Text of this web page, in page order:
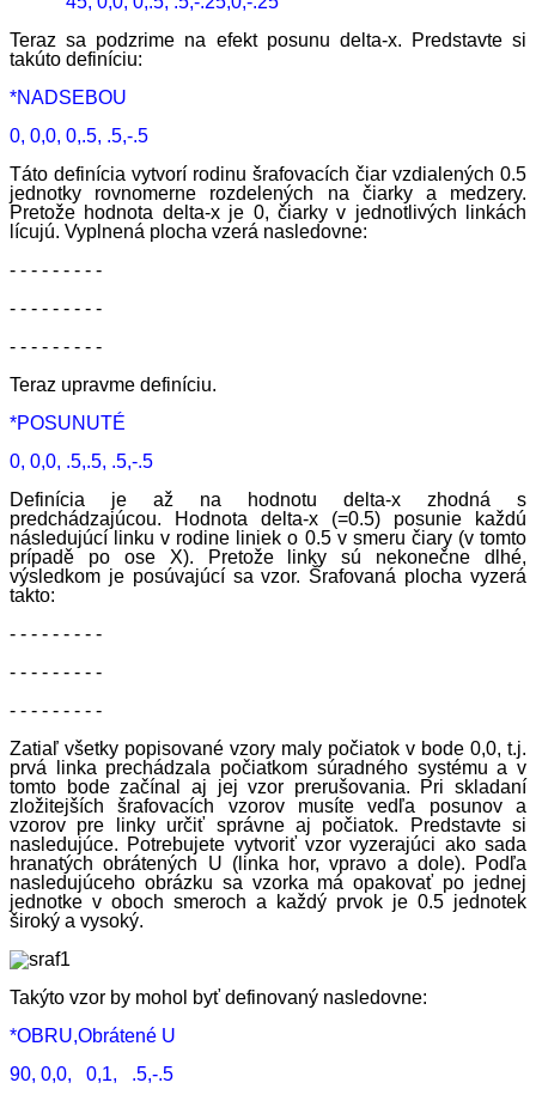
Teraz sa podzrime na efekt posunu delta-x. Predstavte si
takúto definíciu:
*NADSEBOU
0, 0,0, 0,.5, .5,-.5
Táto definícia vytvorí rodinu šrafovacích čiar vzdialených 0.5
jednotky rovnomerne rozdelených na čiarky a medzery.
Pretože hodnota delta-x je 0, čiarky v jednotlivých linkách
lícujú. Vyplnená plocha vzerá nasledovne:
- - - - - - - - -
- - - - - - - - -
- - - - - - - - -
Teraz upravme definíciu.
*POSUNUTÉ
0, 0,0, .5,.5, .5,-.5
Definícia je až na hodnotu delta-x zhodná s
predchádzajúcou. Hodnota delta-x (=0.5) posunie každú
následujúcí linku v rodine liniek o 0.5 v smeru čiary (v tomto
prípadě po ose X). Pretože linky sú nekonečne dlhé,
výsledkom je posúvajúcí sa vzor. Šrafovaná plocha vyzerá
takto:
- - - - - - - - -
- - - - - - - - -
- - - - - - - - -
Zatiaľ všetky popisované vzory maly počiatok v bode 0,0, t.j.
prvá linka prechádzala počiatkom súradného systému a v
tomto bode začínal aj jej vzor prerušovania. Pri skladaní
zložitejších šrafovacích vzorov musíte vedľa posunov a
vzorov pre linky určiť správne aj počiatok. Predstavte si
nasledujúce. Potrebujete vytvoriť vzor vyzerajúci ako sada
hranatých obrátených U (linka hor, vpravo a dole). Podľa
nasledujúceho obrázku sa vzorka má opakovať po jednej
jednotke v oboch smeroch a každý prvok je 0.5 jednotek
široký a vysoký.
Takýto vzor by mohol byť definovaný nasledovne:
*OBRU,Obrátené U
90, 0,0, 0,1, .5,-.5